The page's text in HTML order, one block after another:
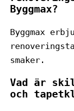
Byggmax?
Byggmax
smaker.
Vad är
och